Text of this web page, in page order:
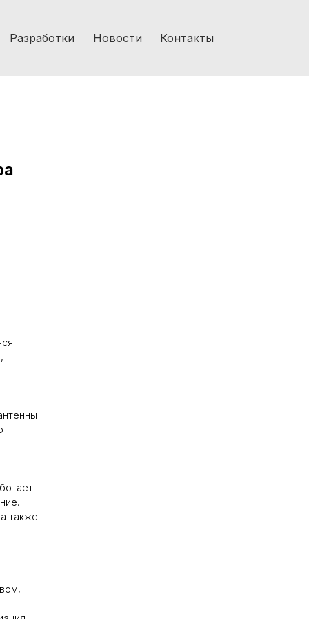
Разработки Новости Контакты
также